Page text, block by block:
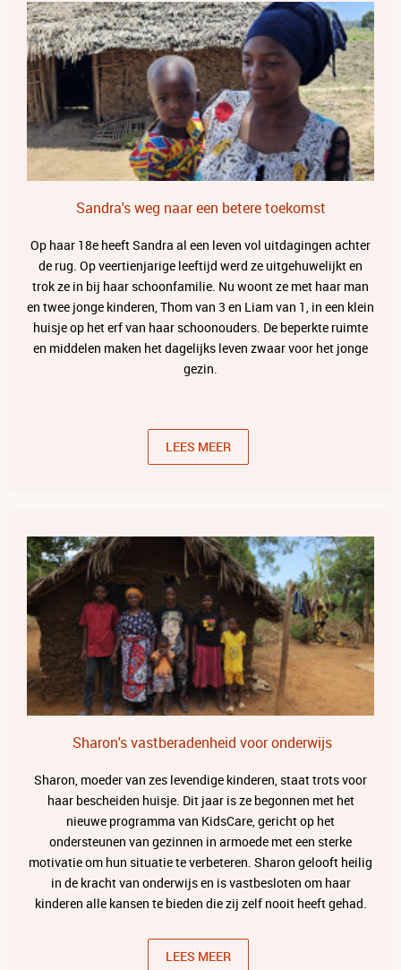
Sandra's weg naar een betere toekomst
Op haar 18e heeft Sandra al een leven vol uitdagingen achter
de rug. Op veertienjarige leeftijd werd ze uitgehuwelijkt en
trok ze in bij haar schoonfamilie. Nu woont ze met haar man
en twee jonge kinderen, Thom van 3 en Liam van 1, in een klein
huisje op het erf van haar schoonouders. De beperkte ruimte
en middelen maken het dagelijks leven zwaar voor het jonge
gezin.
LEES MEER
Sharon's vastberadenheid voor onderwijs
Sharon, moeder van zes levendige kinderen, staat trots voor
haar bescheiden huisje. Dit jaar is ze begonnen met het
nieuwe programma van KidsCare, gericht op het
ondersteunen van gezinnen in armoede met een sterke
motivatie om hun situatie te verbeteren. Sharon gelooft heilig
in de kracht van onderwijs en is vastbesloten om haar
kinderen alle kansen te bieden die zij zelf nooit heeft gehad.
LEES MEER